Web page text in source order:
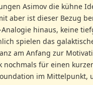
Asimov die kühne
aber ist dieser Bezug
hinaus, keine
spielen das
am Anfang zur
nochmals für einen
im Mittelpunkt,